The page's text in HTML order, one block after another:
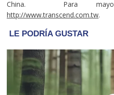
China. Para mayor
http://www.transcend.com.tw.